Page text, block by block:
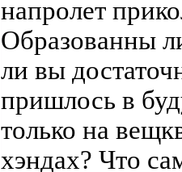
напролет
Образованны
ли вы
пришлось в
только на
хэндах? Что